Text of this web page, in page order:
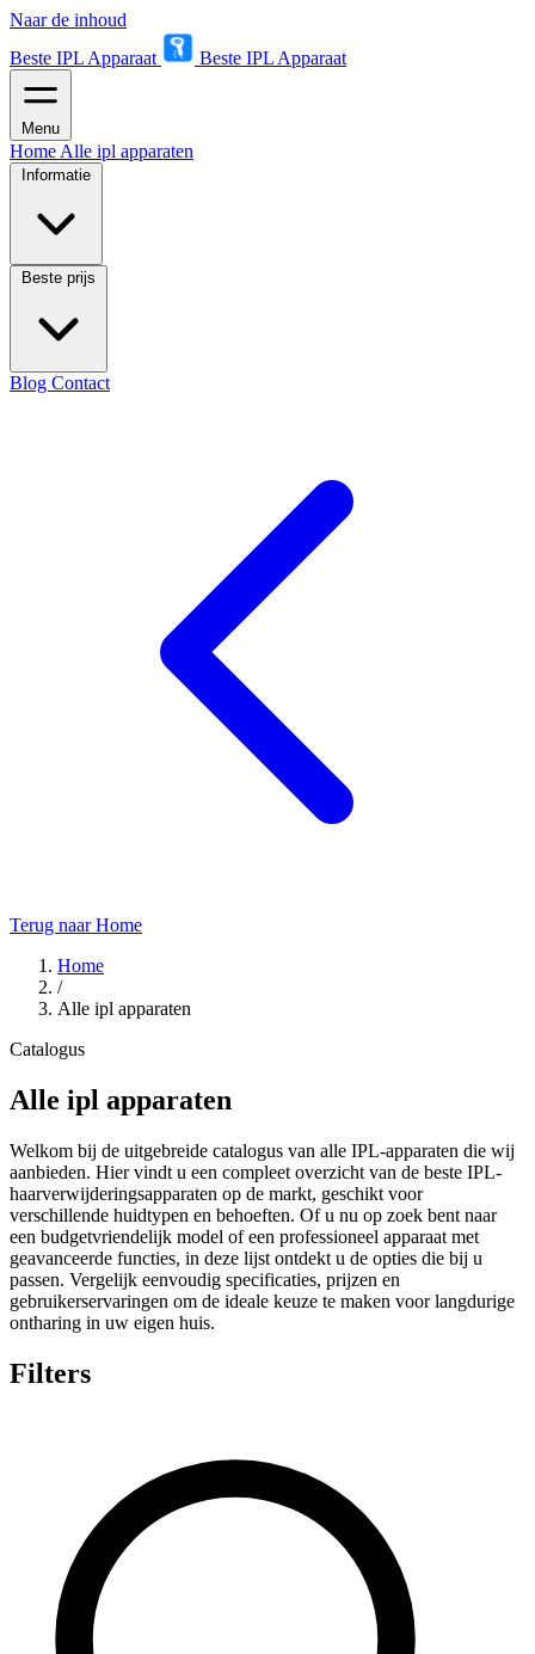
Naar de inhoud
Beste IPL Apparaat
Beste IPL Apparaat
Menu
Home Alle ipl apparaten
Informatie
Beste prijs
Blog Contact
Terug naar Home
Home
/
Alle ipl apparaten
Catalogus
Alle ipl apparaten
Welkom bij de uitgebreide catalogus van alle IPL-apparaten die wij
aanbieden. Hier vindt u een compleet overzicht van de beste IPL-
haarverwijderingsapparaten op de markt, geschikt voor
verschillende huidtypen en behoeften. Of u nu op zoek bent naar
een budgetvriendelijk model of een professioneel apparaat met
geavanceerde functies, in deze lijst ontdekt u de opties die bij u
passen. Vergelijk eenvoudig specificaties, prijzen en
gebruikerservaringen om de ideale keuze te maken voor langdurige
ontharing in uw eigen huis.
Filters